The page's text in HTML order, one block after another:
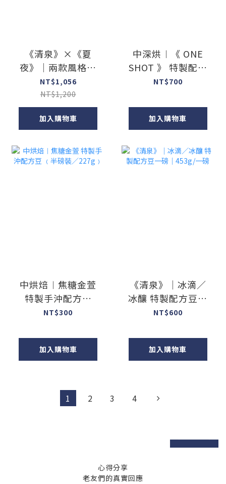
《清泉》×《夏
夜》｜兩款風格配
方豆一次入手
NT$1,056
NT$1,200
加入購物車
中深烘︱《 ONE
SHOT 》 特製配方
豆﹙一磅裝／
NT$700
加入購物車
中烘焙︱焦糖金萱
特製手沖配方豆
﹙半磅裝／227g﹚
NT$300
加入購物車
《清泉》｜冰滴／
冰釀 特製配方豆一
磅｜453g/一磅
NT$600
加入購物車
1 2 3 4
prev next
心得分享
老友們的真實回應